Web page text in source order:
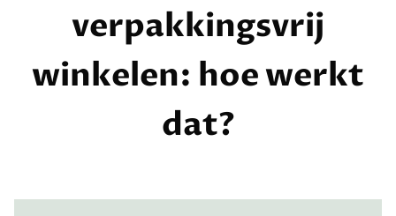
verpakkingsvrij
winkelen: hoe werkt
dat?